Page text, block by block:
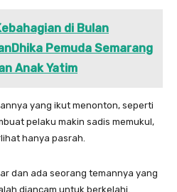
di Bulan
Pemuda Semarang
Anak Yatim
yang ikut menonton, seperti
pelaku makin sadis memukul,
hanya pasrah.
dan ada seorang temannya yang
diancam untuk berkelahi.